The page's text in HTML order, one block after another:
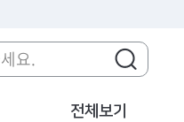
전체보기